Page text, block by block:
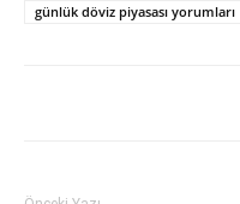
günlük döviz piyasası yorumları